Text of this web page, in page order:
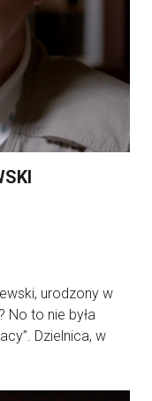
urodzony w
No to nie była
Dzielnica, w